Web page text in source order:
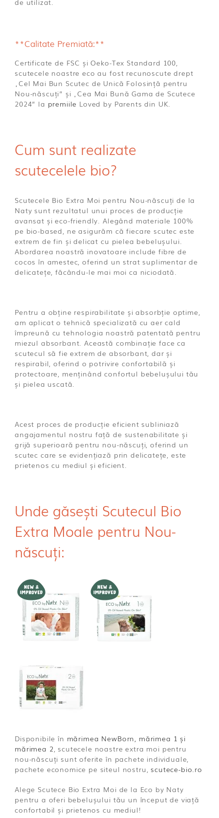
de utilizat.
**Calitate Premiată:**
Certificate de FSC și Oeko-Tex Standard 100,
scutecele noastre eco au fost recunoscute drept
„Cel Mai Bun Scutec de Unică Folosință pentru
Nou-născuți” și „Cea Mai Bună Gama de Scutece
2024” la premiile Loved by Parents din UK.
Cum sunt realizate
scutecelele bio?
Scutecele Bio Extra Moi pentru Nou-născuți de la
Naty sunt rezultatul unui proces de producție
avansat și eco-friendly. Alegând materiale 100%
pe bio-based, ne asigurăm că fiecare scutec este
extrem de fin și delicat cu pielea bebelușului.
Abordarea noastră inovatoare include fibre de
cocos în amestec, oferind un strat suplimentar de
delicatețe, făcându-le mai moi ca niciodată.
Pentru a obține respirabilitate și absorbție optime,
am aplicat o tehnică specializată cu aer cald
împreună cu tehnologia noastră patentată pentru
miezul absorbant. Această combinație face ca
scutecul să fie extrem de absorbant, dar și
respirabil, oferind o potrivire confortabilă și
protectoare, menținând confortul bebelușului tău
și pielea uscată.
Acest proces de producție eficient subliniază
angajamentul nostru față de sustenabilitate și
grijă superioară pentru nou-născuți, oferind un
scutec care se evidențiază prin delicatețe, este
prietenos cu mediul și eficient.
Unde găsești Scutecul Bio
Extra Moale pentru Nou-
născuți:
Disponibile în mărimea NewBorn, mărimea 1 și
mărimea 2 , scutecele noastre extra moi pentru
nou-născuți sunt oferite în pachete individuale,
pachete economice pe siteul nostru, scutece-bio.ro
Alege Scutece Bio Extra Moi de la Eco by Naty
pentru a oferi bebelușului tău un început de viață
confortabil și prietenos cu mediul!